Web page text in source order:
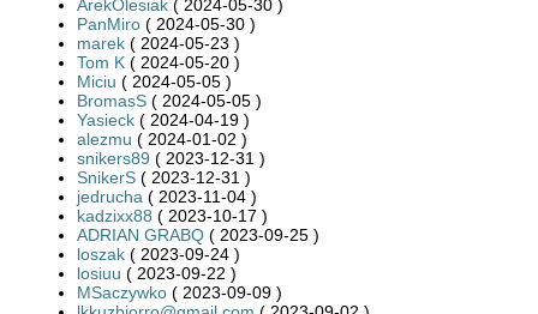
ArekOlesiak ( 2024-05-30 )
PanMiro ( 2024-05-30 )
marek ( 2024-05-23 )
Tom K ( 2024-05-20 )
Miciu ( 2024-05-05 )
BromasS ( 2024-05-05 )
Yasieck ( 2024-04-19 )
alezmu ( 2024-01-02 )
snikers89 ( 2023-12-31 )
SnikerS ( 2023-12-31 )
jedrucha ( 2023-11-04 )
kadzixx88 ( 2023-10-17 )
ADRIAN GRABQ ( 2023-09-25 )
loszak ( 2023-09-24 )
losiuu ( 2023-09-22 )
MSaczywko ( 2023-09-09 )